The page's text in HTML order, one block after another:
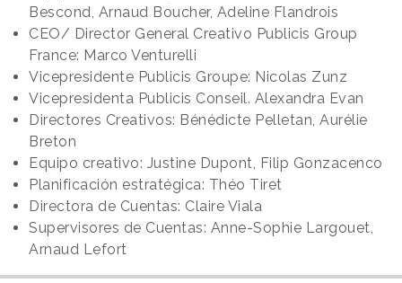
Bescond, Arnaud Boucher, Adeline Flandrois
CEO/ Director General Creativo Publicis Group
France: Marco Venturelli
Vicepresidente Publicis Groupe: Nicolas Zunz
Vicepresidenta Publicis Conseil. Alexandra Evan
Directores Creativos: Bénédicte Pelletan, Aurélie
Breton
Equipo creativo: Justine Dupont, Filip Gonzacenco
Planificación estratégica: Théo Tiret
Directora de Cuentas: Claire Viala
Supervisores de Cuentas: Anne-Sophie Largouet,
Arnaud Lefort